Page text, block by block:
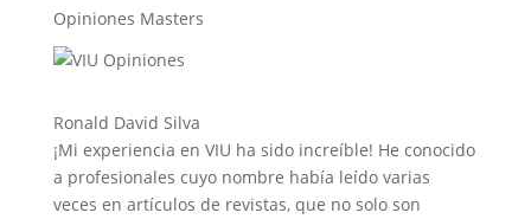
Opiniones Masters
Ronald David Silva
¡Mi experiencia en VIU ha sido increíble! He conocido
a profesionales cuyo nombre había leído varias
veces en artículos de revistas, que no solo son